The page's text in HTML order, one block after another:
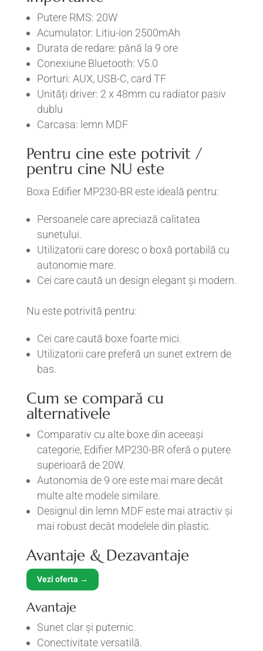
Putere RMS: 20W
Acumulator: Litiu-ion 2500mAh
Durata de redare: până la 9 ore
Conexiune Bluetooth: V5.0
Porturi: AUX, USB-C, card TF
Unități driver: 2 x 48mm cu radiator pasiv
dublu
Carcasa: lemn MDF
Pentru cine este potrivit /
pentru cine NU este
Boxa Edifier MP230-BR este ideală pentru:
Persoanele care apreciază calitatea
sunetului.
Utilizatorii care doresc o boxă portabilă cu
autonomie mare.
Cei care caută un design elegant și modern.
Nu este potrivită pentru:
Cei care caută boxe foarte mici.
Utilizatorii care preferă un sunet extrem de
bas.
Cum se compară cu
alternativele
Comparativ cu alte boxe din aceeași
categorie, Edifier MP230-BR oferă o putere
superioară de 20W.
Autonomia de 9 ore este mai mare decât
multe alte modele similare.
Designul din lemn MDF este mai atractiv și
mai robust decât modelele din plastic.
Avantaje & Dezavantaje
Vezi oferta →
Avantaje
Sunet clar și puternic.
Conectivitate versatilă.